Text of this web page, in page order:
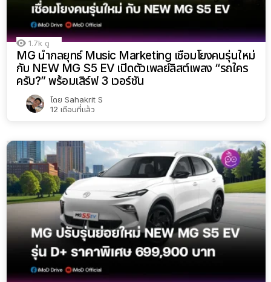
1.7k ดู
MG นำกลยุทธ์ Music Marketing เชื่อมโยงคนรุ่นใหม่
กับ NEW MG S5 EV เปิดตัวเพลย์ลิสต์เพลง “รถใคร
ครับ?” พร้อมเสิร์ฟ 3 เวอร์ชัน
โดย Sahakrit S
12 เดือนที่แล้ว